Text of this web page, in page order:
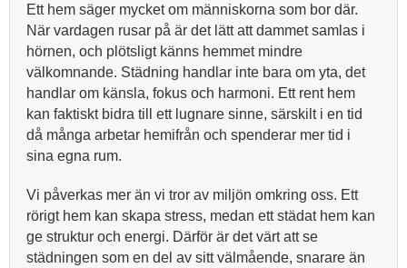
Ett hem säger mycket om människorna som bor där.
När vardagen rusar på är det lätt att dammet samlas i
hörnen, och plötsligt känns hemmet mindre
välkomnande. Städning handlar inte bara om yta, det
handlar om känsla, fokus och harmoni. Ett rent hem
kan faktiskt bidra till ett lugnare sinne, särskilt i en tid
då många arbetar hemifrån och spenderar mer tid i
sina egna rum.
Vi påverkas mer än vi tror av miljön omkring oss. Ett
rörigt hem kan skapa stress, medan ett städat hem kan
ge struktur och energi. Därför är det värt att se
städningen som en del av sitt välmående, snarare än